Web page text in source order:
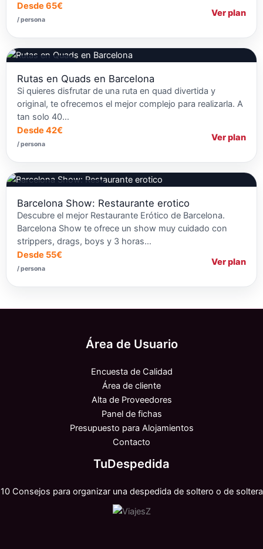
Desde 65€
/ persona
Ver plan
Rutas en Quads en Barcelona
Si quieres disfrutar de una ruta en quad divertida y
original, te ofrecemos el mejor complejo para realizarla. A
tan solo 40…
Desde 42€
/ persona
Ver plan
Barcelona Show: Restaurante erotico
Descubre el mejor Restaurante Erótico de Barcelona.
Barcelona Show te ofrece un show muy cuidado con
strippers, drags, boys y 3 horas…
Desde 55€
/ persona
Ver plan
Área de Usuario
Encuesta de Calidad
Área de cliente
Alta de Proveedores
Panel de fichas
Presupuesto para Alojamientos
Contacto
TuDespedida
10 Consejos para organizar una despedida de soltero o de soltera